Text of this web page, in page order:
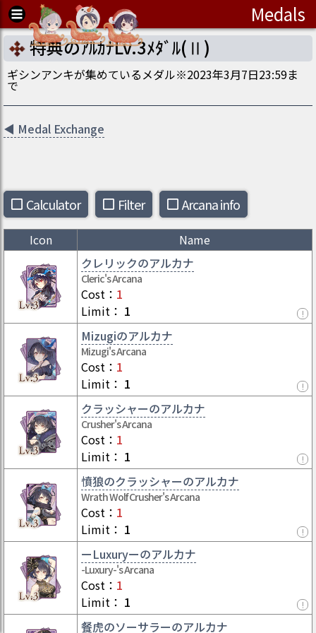
Medals
特典のｱﾙｶﾅLv.3ﾒﾀﾞﾙ(Ⅱ)
ギシンアンキが集めているメダル※2023年3月7日23:59ま
で
◀ Medal Exchange
Calculator Filter Arcana info
Icon
Name
クレリックのアルカナ
Cleric's Arcana
Cost ： 1
Limit ： 1 !
Mizugiのアルカナ
Mizugi's Arcana
Cost ： 1
Limit ： 1 !
クラッシャーのアルカナ
Crusher's Arcana
Cost ： 1
Limit ： 1 !
憤狼のクラッシャーのアルカナ
Wrath Wolf Crusher's Arcana
Cost ： 1
Limit ： 1 !
ーLuxuryーのアルカナ
-Luxury-'s Arcana
Cost ： 1
Limit ： 1 !
餐虎のソーサラーのアルカナ